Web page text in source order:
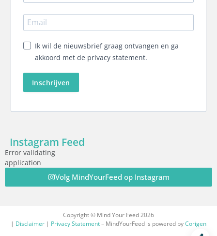
Ik wil de nieuwsbrief graag ontvangen en ga
akkoord met de privacy statement.
Inschrijven
Instagram Feed
Error validating
application
Volg MindYourFeed op Instagram
Copyright © Mind Your Feed 2026
| Disclaimer | Privacy Statement– MindYourFeed is powered byCorigen